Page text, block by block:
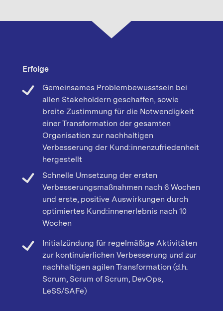
Erfolge
Gemeinsames Problembewusstsein bei
allen Stakeholdern geschaffen, sowie
breite Zustimmung für die Notwendigkeit
einer Transformation der gesamten
Organisation zur nachhaltigen
Verbesserung der Kund:innenzufriedenheit
hergestellt
Schnelle Umsetzung der ersten
Verbesserungsmaßnahmen nach 6 Wochen
und erste, positive Auswirkungen durch
optimiertes Kund:innenerlebnis nach 10
Wochen
Initialzündung für regelmäßige Aktivitäten
zur kontinuierlichen Verbesserung und zur
nachhaltigen agilen Transformation (d.h.
Scrum, Scrum of Scrum, DevOps,
LeSS/SAFe)